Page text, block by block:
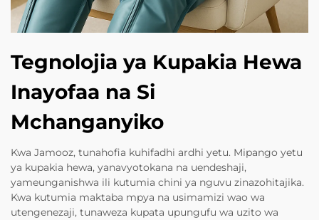
Tegnolojia ya Kupakia Hewa
Inayofaa na Si
Mchanganyiko
Kwa Jamooz, tunahofia kuhifadhi ardhi yetu. Mipango yetu
ya kupakia hewa, yanavyotokana na uendeshaji,
yameunganishwa ili kutumia chini ya nguvu zinazohitajika.
Kwa kutumia maktaba mpya na usimamizi wao wa
utengenezaji, tunaweza kupata upungufu wa uzito wa